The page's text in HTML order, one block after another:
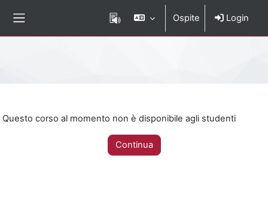
Ospite Login
Questo corso al momento non è disponibile agli studenti
Continua